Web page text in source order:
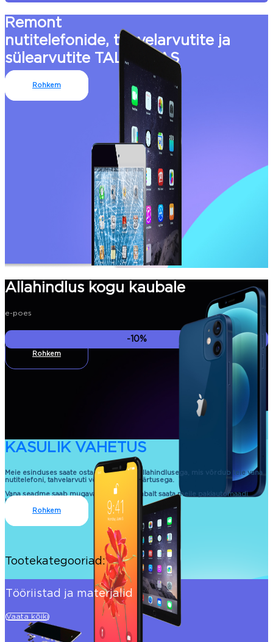
Remont
nutitelefonide, tahvelarvutite ja
sülearvutite TALLINNAS
Rohkem
Allahindlus kogu kaubale
e-poes
-10%
Rohkem
KASULIK VAHETUS
Meie esinduses saate osta uue seadme allahindlusega, mis võrdub teie vana
nutitelefoni, tahvelarvuti või sülearvuti väärtusega.
Vana seadme saab mugavalt ja kontaktivabalt saata meile pakiautomaadi
kaudu.
Rohkem
Tootekategooriad:
Tööriistad ja materjalid
Vaata kõiki